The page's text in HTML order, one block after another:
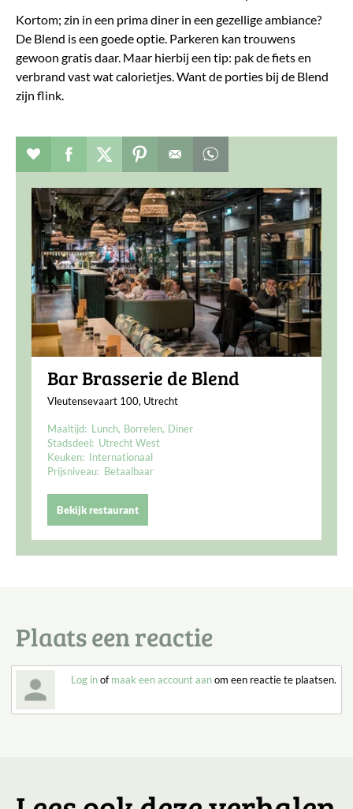
Kortom; zin in een prima diner in een gezellige ambiance?
De Blend is een goede optie. Parkeren kan trouwens
gewoon gratis daar. Maar hierbij een tip: pak de fiets en
verbrand vast wat calorietjes. Want de porties bij de Blend
zijn flink.
Verhaal toevoegen aan favorieten
Deel dit op facebook
Deel dit op twitter
Deel dit op pinterest
Bar Brasserie de Blend
Vleutensevaart 100, Utrecht
Maaltijd: Lunch Borrelen Diner
Stadsdeel: Utrecht West
Keuken: Internationaal
Prijsniveau: Betaalbaar
Bekijk restaurant
Plaats een reactie
Log inofmaak een account aanom een reactie te plaatsen.